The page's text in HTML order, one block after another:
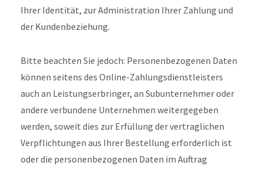
Ihrer Identität, zur Administration Ihrer Zahlung und
der Kundenbeziehung.
Bitte beachten Sie jedoch: Personenbezogenen Daten
können seitens des Online-Zahlungsdienstleisters
auch an Leistungserbringer, an Subunternehmer oder
andere verbundene Unternehmen weitergegeben
werden, soweit dies zur Erfüllung der vertraglichen
Verpflichtungen aus Ihrer Bestellung erforderlich ist
oder die personenbezogenen Daten im Auftrag